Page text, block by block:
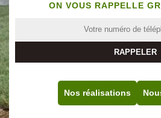
ON VOUS RAPPELLE
Nos réalisations